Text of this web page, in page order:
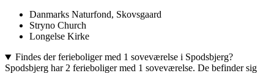
Danmarks Naturfond, Skovsgaard
Stryno Church
Longelse Kirke
Findes der ferieboliger med 1 soveværelse i Spodsbjerg?
Spodsbjerg har 2 ferieboliger med 1 soveværelse. De befinder sig